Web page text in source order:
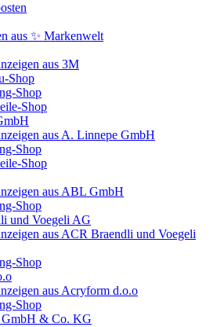
aus ✨ Markenwelt
aus 3M
Shop
Shop
Shop
aus A. Linnepe GmbH
Shop
Shop
aus ABL GmbH
Shop
und Voegeli AG
aus ACR Braendli und Voegeli
Shop
aus Acryform d.o.o
Shop
& Co. KG